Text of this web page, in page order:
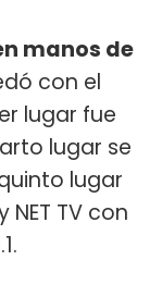
manos de
con el
lugar fue
lugar se
lugar
TV con